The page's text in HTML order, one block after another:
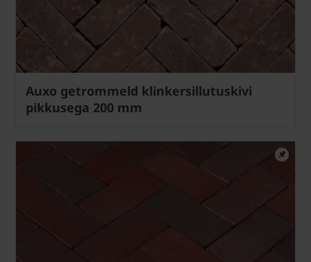
Auxo getrommeld klinkersillutuskivi
pikkusega 200 mm